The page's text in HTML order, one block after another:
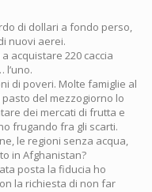
di dollari a fondo perso,
nuovi aerei.
acquistare 220 caccia
l’uno.
di poveri. Molte famiglie al
del mezzogiorno lo
dei mercati di frutta e
frugando fra gli scarti.
le regioni senza acqua,
in Afghanistan?
posta la fiducia ho
la richiesta di non far